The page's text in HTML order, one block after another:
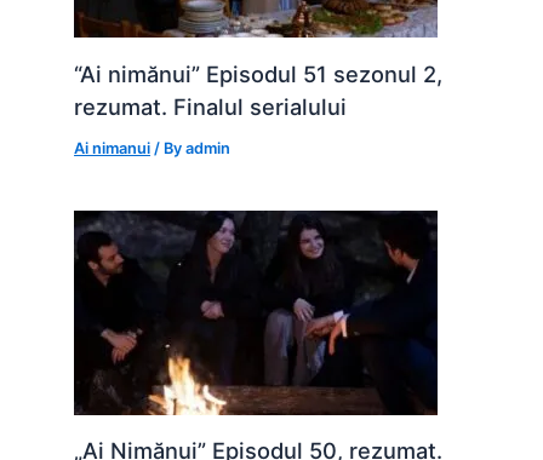
“Ai nimănui” Episodul 51 sezonul 2,
rezumat. Finalul serialului
Ai nimanui / Byadmin
„Ai Nimănui” Episodul 50, rezumat.